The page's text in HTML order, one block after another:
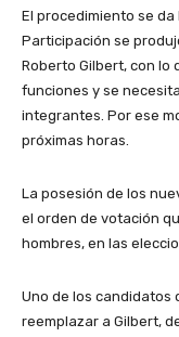
El procedimiento se
Participación se
Roberto Gilbert, con lo
funciones y se
integrantes. Por ese
próximas horas.
La posesión de los
el orden de votación
hombres, en las
Uno de los candidatos
reemplazar a Gilbert,